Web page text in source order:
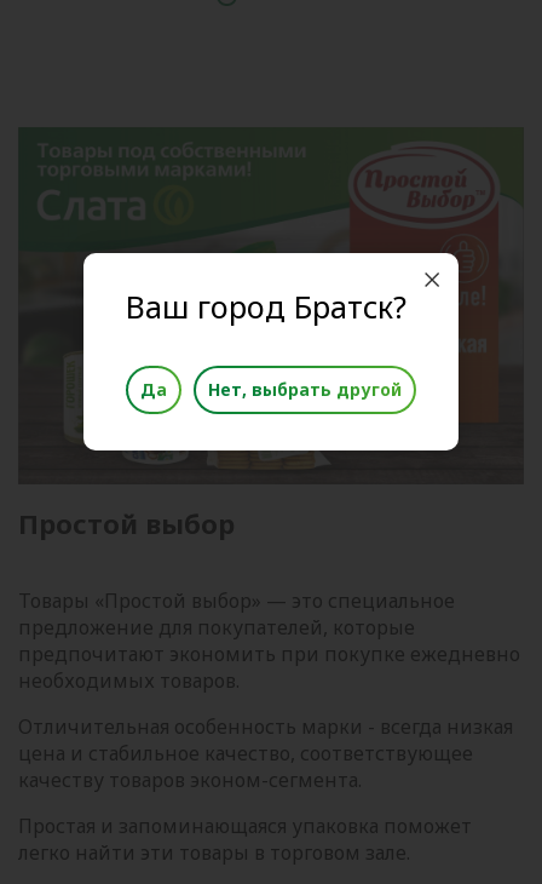
Простой выбор
Товары «Простой выбор» — это специальное
предложение для покупателей, которые
предпочитают экономить при покупке ежедневно
необходимых товаров.
Отличительная особенность марки - всегда низкая
цена и стабильное качество, соответствующее
качеству товаров эконом-сегмента.
Простая и запоминающаяся упаковка поможет
легко найти эти товары в торговом зале.
Ваш город Братск?
Да Нет, выбрать другой